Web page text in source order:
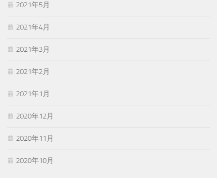
2021年5月
2021年4月
2021年3月
2021年2月
2021年1月
2020年12月
2020年11月
2020年10月